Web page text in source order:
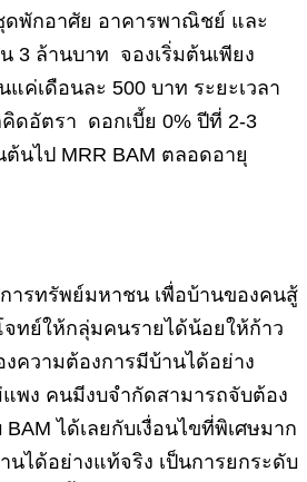
ดพักอาศัย อาคารพาณิชย์ และ
3 ล้านบาท จองเริ่มต้นเพียง
แค่เดือนละ 500 บาท ระยะเวลา
ดอัตรา ดอกเบี้ย 0% ปีที่ 2-3
ต้นไป MRR BAM ตลอดอายุ
การทรัพย์มหาชน เพื่อบ้านของคนสู้
ทย์ให้กลุ่มคนรายได้น้อยให้ก้าว
ความต้องการมีบ้านได้อย่าง
พง คนมีงบจำกัดสามารถจับต้อง
ได้เลยกับเงื่อนไขที่พิเศษมาก
นได้อย่างแท้จริง เป็นการยกระดับ